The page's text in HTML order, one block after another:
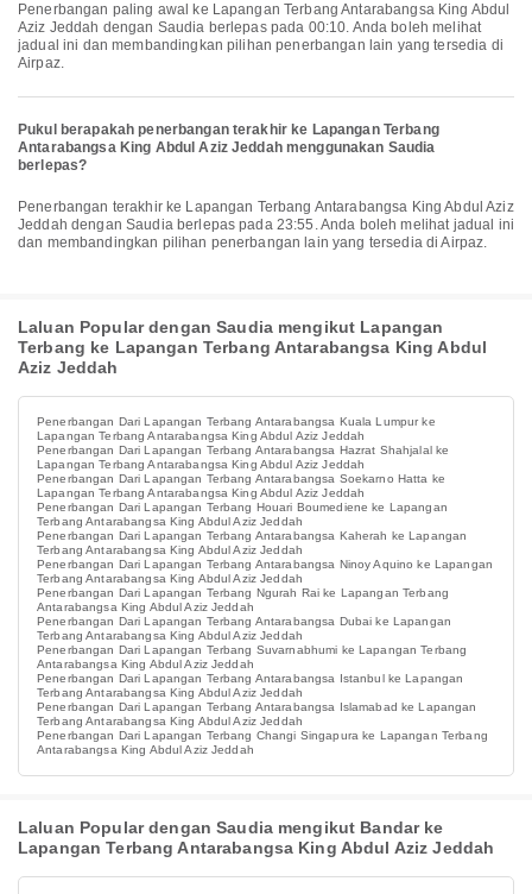
Penerbangan paling awal ke Lapangan Terbang Antarabangsa King Abdul
Aziz Jeddah dengan Saudia berlepas pada 00:10. Anda boleh melihat
jadual ini dan membandingkan pilihan penerbangan lain yang tersedia di
Airpaz.
Pukul berapakah penerbangan terakhir ke Lapangan Terbang
Antarabangsa King Abdul Aziz Jeddah menggunakan Saudia
berlepas?
Penerbangan terakhir ke Lapangan Terbang Antarabangsa King Abdul Aziz
Jeddah dengan Saudia berlepas pada 23:55. Anda boleh melihat jadual ini
dan membandingkan pilihan penerbangan lain yang tersedia di Airpaz.
Laluan Popular dengan Saudia mengikut Lapangan
Terbang ke Lapangan Terbang Antarabangsa King Abdul
Aziz Jeddah
Penerbangan Dari Lapangan Terbang Antarabangsa Kuala Lumpur ke
Lapangan Terbang Antarabangsa King Abdul Aziz Jeddah
Penerbangan Dari Lapangan Terbang Antarabangsa Hazrat Shahjalal ke
Lapangan Terbang Antarabangsa King Abdul Aziz Jeddah
Penerbangan Dari Lapangan Terbang Antarabangsa Soekarno Hatta ke
Lapangan Terbang Antarabangsa King Abdul Aziz Jeddah
Penerbangan Dari Lapangan Terbang Houari Boumediene ke Lapangan
Terbang Antarabangsa King Abdul Aziz Jeddah
Penerbangan Dari Lapangan Terbang Antarabangsa Kaherah ke Lapangan
Terbang Antarabangsa King Abdul Aziz Jeddah
Penerbangan Dari Lapangan Terbang Antarabangsa Ninoy Aquino ke Lapangan
Terbang Antarabangsa King Abdul Aziz Jeddah
Penerbangan Dari Lapangan Terbang Ngurah Rai ke Lapangan Terbang
Antarabangsa King Abdul Aziz Jeddah
Penerbangan Dari Lapangan Terbang Antarabangsa Dubai ke Lapangan
Terbang Antarabangsa King Abdul Aziz Jeddah
Penerbangan Dari Lapangan Terbang Suvarnabhumi ke Lapangan Terbang
Antarabangsa King Abdul Aziz Jeddah
Penerbangan Dari Lapangan Terbang Antarabangsa Istanbul ke Lapangan
Terbang Antarabangsa King Abdul Aziz Jeddah
Penerbangan Dari Lapangan Terbang Antarabangsa Islamabad ke Lapangan
Terbang Antarabangsa King Abdul Aziz Jeddah
Penerbangan Dari Lapangan Terbang Changi Singapura ke Lapangan Terbang
Antarabangsa King Abdul Aziz Jeddah
Laluan Popular dengan Saudia mengikut Bandar ke
Lapangan Terbang Antarabangsa King Abdul Aziz Jeddah